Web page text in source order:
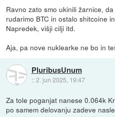
Ravno zato smo ukinili žarnice,
rudarimo BTC in ostalo shitcoine
Napredek, višji cilji itd.
Aja, pa nove nuklearke ne bo in
PluribusUnum
::2. jun 2025, 19:47
Za tole poganjat nanese 0.064k
po samem delovanju zadeve